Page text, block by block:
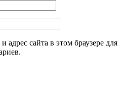
адрес сайта в этом браузере для